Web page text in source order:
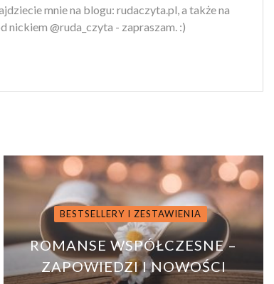
mnie na blogu: rudaczyta.pl, a także na
nickiem @ruda_czyta - zapraszam. :)
BESTSELLERY I ZESTAWIENIA
ROMANSE WSPÓŁCZESNE –
ZAPOWIEDZI I NOWOŚCI